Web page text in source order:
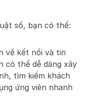
số, bạn có thể:
về kết nối và tin
có thể dễ dàng xây
tìm kiếm khách
ứng viên nhanh